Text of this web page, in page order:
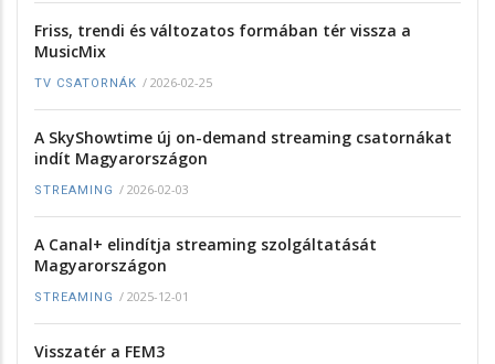
Friss, trendi és változatos formában tér vissza a
MusicMix
TV CSATORNÁK / 2026-02-25
A SkyShowtime új on-demand streaming csatornákat
indít Magyarországon
STREAMING / 2026-02-03
A Canal+ elindítja streaming szolgáltatását
Magyarországon
STREAMING / 2025-12-01
Visszatér a FEM3